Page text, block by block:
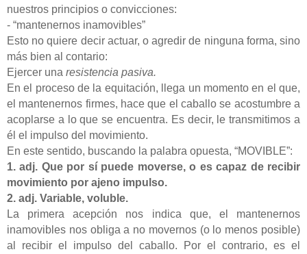
nuestros principios o convicciones:
- “mantenernos inamovibles”
Esto no quiere decir actuar, o agredir de ninguna forma, sino
más bien al contario:
Ejercer una resistencia pasiva.
En el proceso de la equitación, llega un momento en el que,
el mantenernos firmes, hace que el caballo se acostumbre a
acoplarse a lo que se encuentra. Es decir, le transmitimos a
él el impulso del movimiento.
En este sentido, buscando la palabra opuesta, “MOVIBLE”:
1. adj. Que por sí puede moverse, o es capaz de recibir
movimiento por ajeno impulso.
2. adj. Variable, voluble.
La primera acepción nos indica que, el mantenernos
inamovibles nos obliga a no movernos (o lo menos posible)
al recibir el impulso del caballo. Por el contrario, es el